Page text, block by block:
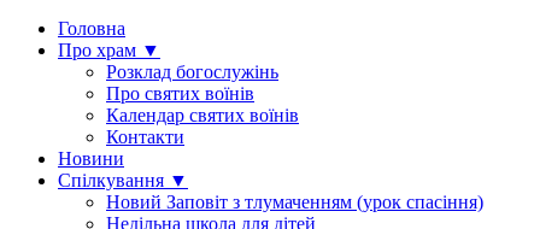
Головна
Про храм ▼
Розклад богослужінь
Про святих воїнів
Календар святих воїнів
Контакти
Новини
Спілкування ▼
Новий Заповіт з тлумаченням (урок спасіння)
Недільна школа для дітей